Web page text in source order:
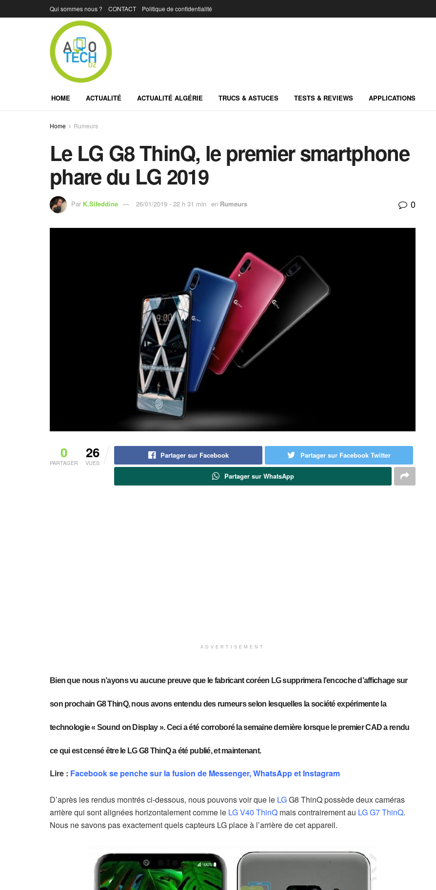
Qui sommes nous ? CONTACT Politique de confidentialité
HOME ACTUALITÉ ACTUALITÉ ALGÉRIE TRUCS & ASTUCES TESTS & REVIEWS APPLICATIONS
Home Rumeurs
Le LG G8 ThinQ, le premier smartphone
phare du LG 2019
Par K.Sifeddine 26/01/2019 - 22 h 31 min en Rumeurs 0
0
PARTAGER
26
VUES
Partager sur Facebook Partager sur Facebook Twitter
Partager sur WhatsApp
ADVERTISEMENT
Bien que nous n’ayons vu aucune preuve que le fabricant coréen LG supprimera l’encoche d’affichage sur
son prochain G8 ThinQ, nous avons entendu des rumeurs selon lesquelles la société expérimente la
technologie « Sound on Display ». Ceci a été corroboré la semaine dernière lorsque le premier CAD a rendu
ce qui est censé être le LG G8 ThinQ a été publié, et maintenant.
Lire : Facebook se penche sur la fusion de Messenger, WhatsApp et Instagram
D’après les rendus montrés ci-dessous, nous pouvons voir que le LGG8 ThinQ possède deux caméras
arrière qui sont alignées horizontalement comme le LG V40 ThinQ mais contrairement au LG G7 ThinQ.
Nous ne savons pas exactement quels capteurs LG place à l’arrière de cet appareil.